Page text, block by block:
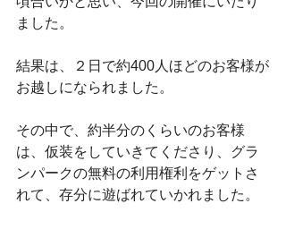
ました。
結果は、２日で約400人ほどのお客様が
お越しになられました。
その中で、約半分のくらいのお客様
は、仮装をしていきてくださり、グラ
ンパークの無料の利用権利をゲットさ
れて、存分に遊ばれていかれました。